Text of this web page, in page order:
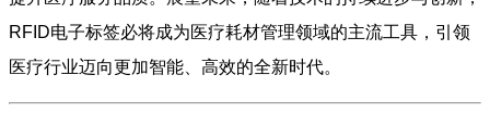
RFID电子标签必将成为医疗耗材管理领域的主流工具，引领
医疗行业迈向更加智能、高效的全新时代。